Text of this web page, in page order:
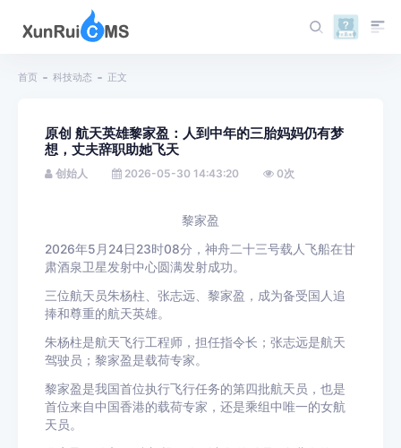
首页 科技动态 正文
原创 航天英雄黎家盈：人到中年的三胎妈妈仍有梦
想，丈夫辞职助她飞天
创始人 2026-05-30 14:43:20 0次
黎家盈
2026年5月24日23时08分，神舟二十三号载人飞船在甘
肃酒泉卫星发射中心圆满发射成功。
三位航天员朱杨柱、张志远、黎家盈，成为备受国人追
捧和尊重的航天英雄。
朱杨柱是航天飞行工程师，担任指令长；张志远是航天
驾驶员；黎家盈是载荷专家。
黎家盈是我国首位执行飞行任务的第四批航天员，也是
首位来自中国香港的载荷专家，还是乘组中唯一的女航
天员。